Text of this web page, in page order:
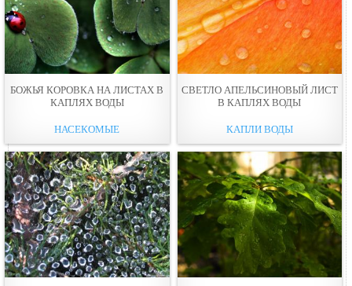
БОЖЬЯ КОРОВКА НА ЛИСТАХ В
КАПЛЯХ ВОДЫ
НАСЕКОМЫЕ
СВЕТЛО АПЕЛЬСИНОВЫЙ ЛИСТ
В КАПЛЯХ ВОДЫ
КАПЛИ ВОДЫ